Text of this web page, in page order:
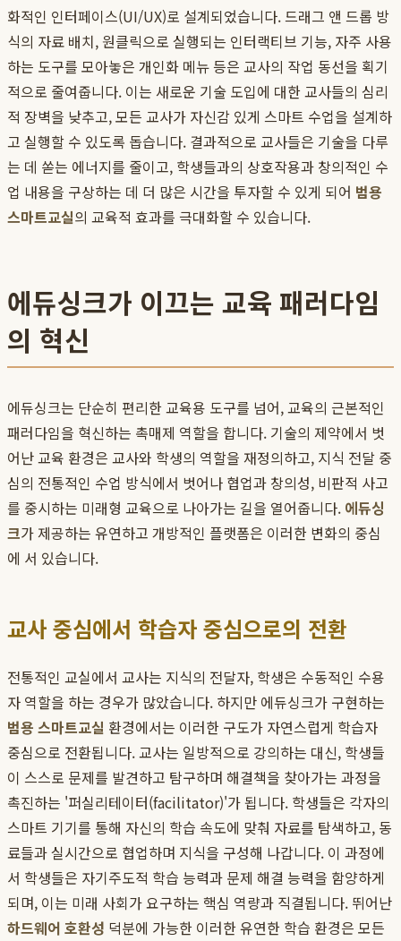
화적인 인터페이스(UI/UX)로 설계되었습니다. 드래그 앤 드롭 방
식의 자료 배치, 원클릭으로 실행되는 인터랙티브 기능, 자주 사용
하는 도구를 모아놓은 개인화 메뉴 등은 교사의 작업 동선을 획기
적으로 줄여줍니다. 이는 새로운 기술 도입에 대한 교사들의 심리
적 장벽을 낮추고, 모든 교사가 자신감 있게 스마트 수업을 설계하
고 실행할 수 있도록 돕습니다. 결과적으로 교사들은 기술을 다루
는 데 쏟는 에너지를 줄이고, 학생들과의 상호작용과 창의적인 수
업 내용을 구상하는 데 더 많은 시간을 투자할 수 있게 되어 범용
스마트교실의 교육적 효과를 극대화할 수 있습니다.
에듀싱크가 이끄는 교육 패러다임
의 혁신
에듀싱크는 단순히 편리한 교육용 도구를 넘어, 교육의 근본적인
패러다임을 혁신하는 촉매제 역할을 합니다. 기술의 제약에서 벗
어난 교육 환경은 교사와 학생의 역할을 재정의하고, 지식 전달 중
심의 전통적인 수업 방식에서 벗어나 협업과 창의성, 비판적 사고
를 중시하는 미래형 교육으로 나아가는 길을 열어줍니다. 에듀싱
크가 제공하는 유연하고 개방적인 플랫폼은 이러한 변화의 중심
에 서 있습니다.
교사 중심에서 학습자 중심으로의 전환
전통적인 교실에서 교사는 지식의 전달자, 학생은 수동적인 수용
자 역할을 하는 경우가 많았습니다. 하지만 에듀싱크가 구현하는
범용 스마트교실 환경에서는 이러한 구도가 자연스럽게 학습자
중심으로 전환됩니다. 교사는 일방적으로 강의하는 대신, 학생들
이 스스로 문제를 발견하고 탐구하며 해결책을 찾아가는 과정을
촉진하는 '퍼실리테이터(facilitator)'가 됩니다. 학생들은 각자의
스마트 기기를 통해 자신의 학습 속도에 맞춰 자료를 탐색하고, 동
료들과 실시간으로 협업하며 지식을 구성해 나갑니다. 이 과정에
서 학생들은 자기주도적 학습 능력과 문제 해결 능력을 함양하게
되며, 이는 미래 사회가 요구하는 핵심 역량과 직결됩니다. 뛰어난
하드웨어 호환성 덕분에 가능한 이러한 유연한 학습 환경은 모든